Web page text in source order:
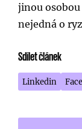
jinou osobou
nejedná o
Sdílet článek
Linkedin